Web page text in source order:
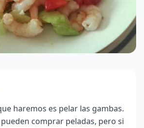
haremos es pelar las gambas.
pueden comprar peladas, pero si